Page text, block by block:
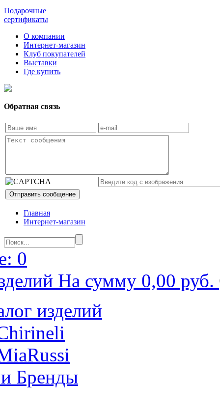
Подарочные
сертификаты
О компании
Интернет-магазин
Клуб покупателей
Выставки
Где купить
Обратная связь
Главная
Интернет-магазин
0
На сумму 0,00 руб.
изделий
Бренды